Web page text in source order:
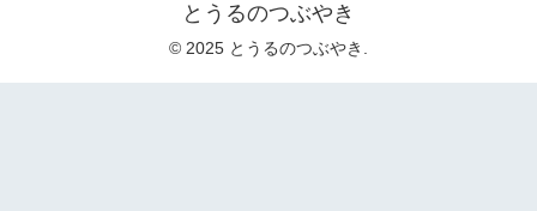
とうるのつぶやき
© 2025 とうるのつぶやき.